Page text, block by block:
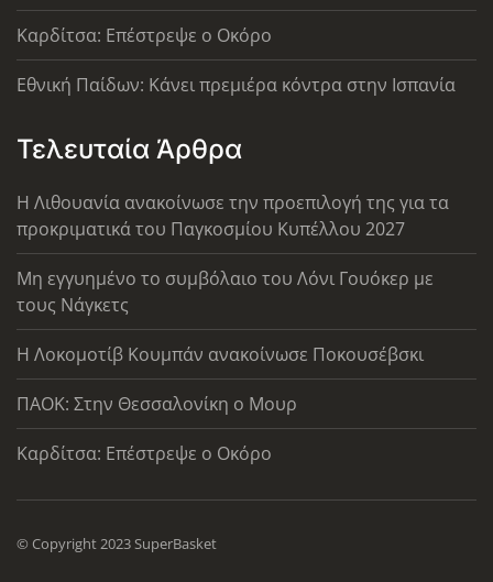
Καρδίτσα: Επέστρεψε ο Οκόρο
Εθνική Παίδων: Κάνει πρεμιέρα κόντρα στην Ισπανία
Τελευταία Άρθρα
Η Λιθουανία ανακοίνωσε την προεπιλογή της για τα
προκριματικά του Παγκοσμίου Κυπέλλου 2027
Μη εγγυημένο το συμβόλαιο του Λόνι Γουόκερ με
τους Νάγκετς
Η Λοκομοτίβ Κουμπάν ανακοίνωσε Ποκουσέβσκι
ΠΑΟΚ: Στην Θεσσαλονίκη ο Μουρ
Καρδίτσα: Επέστρεψε ο Οκόρο
© Copyright 2023 SuperBasket